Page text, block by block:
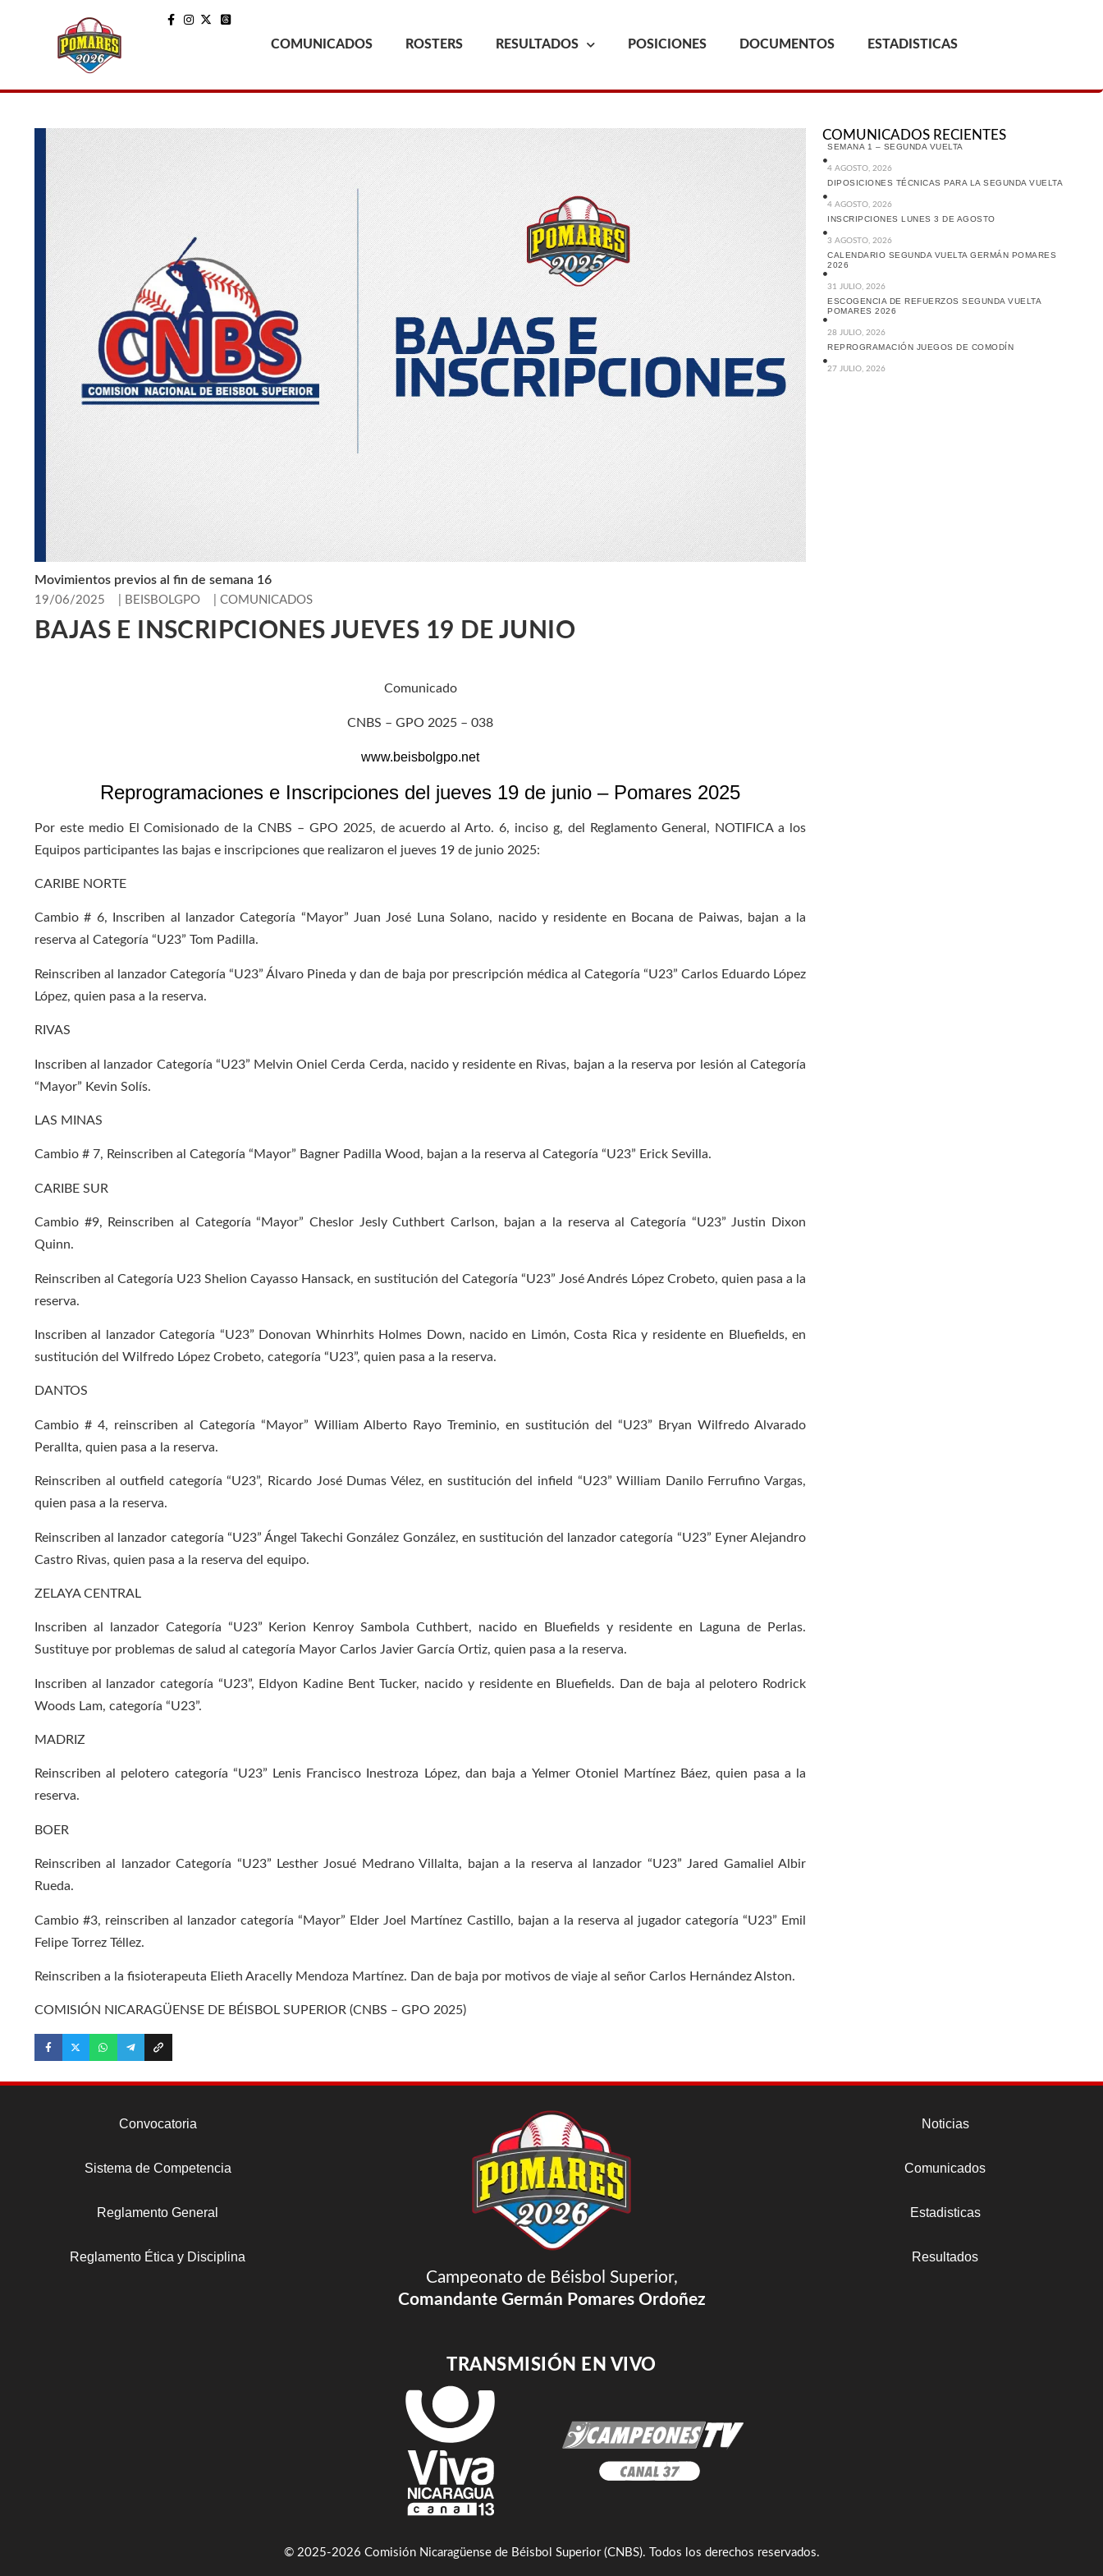
COMUNICADOS ROSTERS RESULTADOS POSICIONES DOCUMENTOS ESTADISTICAS
Movimientos previos al fin de semana 16
19/06/2025 BEISBOLGPO COMUNICADOS
BAJAS E INSCRIPCIONES JUEVES 19 DE JUNIO
Comunicado
CNBS – GPO 2025 – 038
www.beisbolgpo.net
Reprogramaciones e Inscripciones del jueves 19 de junio – Pomares 2025
Por este medio El Comisionado de la CNBS – GPO 2025, de acuerdo al Arto. 6, inciso g, del Reglamento General, NOTIFICA a los
Equipos participantes las bajas e inscripciones que realizaron el jueves 19 de junio 2025:
CARIBE NORTE
Cambio # 6, Inscriben al lanzador Categoría “Mayor” Juan José Luna Solano, nacido y residente en Bocana de Paiwas, bajan a la
reserva al Categoría “U23” Tom Padilla.
Reinscriben al lanzador Categoría “U23” Álvaro Pineda y dan de baja por prescripción médica al Categoría “U23” Carlos Eduardo López
López, quien pasa a la reserva.
RIVAS
Inscriben al lanzador Categoría “U23” Melvin Oniel Cerda Cerda, nacido y residente en Rivas, bajan a la reserva por lesión al Categoría
“Mayor” Kevin Solís.
LAS MINAS
Cambio # 7, Reinscriben al Categoría “Mayor” Bagner Padilla Wood, bajan a la reserva al Categoría “U23” Erick Sevilla.
CARIBE SUR
Cambio #9, Reinscriben al Categoría “Mayor” Cheslor Jesly Cuthbert Carlson, bajan a la reserva al Categoría “U23” Justin Dixon
Quinn.
Reinscriben al Categoría U23 Shelion Cayasso Hansack, en sustitución del Categoría “U23” José Andrés López Crobeto, quien pasa a la
reserva.
Inscriben al lanzador Categoría “U23” Donovan Whinrhits Holmes Down, nacido en Limón, Costa Rica y residente en Bluefields, en
sustitución del Wilfredo López Crobeto, categoría “U23”, quien pasa a la reserva.
DANTOS
Cambio # 4, reinscriben al Categoría “Mayor” William Alberto Rayo Treminio, en sustitución del “U23” Bryan Wilfredo Alvarado
Perallta, quien pasa a la reserva.
Reinscriben al outfield categoría “U23”, Ricardo José Dumas Vélez, en sustitución del infield “U23” William Danilo Ferrufino Vargas,
quien pasa a la reserva.
Reinscriben al lanzador categoría “U23” Ángel Takechi González González, en sustitución del lanzador categoría “U23” Eyner Alejandro
Castro Rivas, quien pasa a la reserva del equipo.
ZELAYA CENTRAL
Inscriben al lanzador Categoría “U23” Kerion Kenroy Sambola Cuthbert, nacido en Bluefields y residente en Laguna de Perlas.
Sustituye por problemas de salud al categoría Mayor Carlos Javier García Ortiz, quien pasa a la reserva.
Inscriben al lanzador categoría “U23”, Eldyon Kadine Bent Tucker, nacido y residente en Bluefields. Dan de baja al pelotero Rodrick
Woods Lam, categoría “U23”.
MADRIZ
Reinscriben al pelotero categoría “U23” Lenis Francisco Inestroza López, dan baja a Yelmer Otoniel Martínez Báez, quien pasa a la
reserva.
BOER
Reinscriben al lanzador Categoría “U23” Lesther Josué Medrano Villalta, bajan a la reserva al lanzador “U23” Jared Gamaliel Albir
Rueda.
Cambio #3, reinscriben al lanzador categoría “Mayor” Elder Joel Martínez Castillo, bajan a la reserva al jugador categoría “U23” Emil
Felipe Torrez Téllez.
Reinscriben a la fisioterapeuta Elieth Aracelly Mendoza Martínez. Dan de baja por motivos de viaje al señor Carlos Hernández Alston.
COMISIÓN NICARAGÜENSE DE BÉISBOL SUPERIOR (CNBS – GPO 2025)
COMUNICADOS RECIENTES
SEMANA 1 – SEGUNDA VUELTA
4 AGOSTO, 2026
DIPOSICIONES TÉCNICAS PARA LA SEGUNDA VUELTA
4 AGOSTO, 2026
INSCRIPCIONES LUNES 3 DE AGOSTO
3 AGOSTO, 2026
CALENDARIO SEGUNDA VUELTA GERMÁN POMARES
2026
31 JULIO, 2026
ESCOGENCIA DE REFUERZOS SEGUNDA VUELTA
POMARES 2026
28 JULIO, 2026
REPROGRAMACIÓN JUEGOS DE COMODÍN
27 JULIO, 2026
Convocatoria
Sistema de Competencia
Reglamento General
Reglamento Ética y Disciplina
Campeonato de Béisbol Superior,
Comandante Germán Pomares Ordoñez
Noticias
Comunicados
Estadisticas
Resultados
TRANSMISIÓN EN VIVO
© 2025-2026 Comisión Nicaragüense de Béisbol Superior (CNBS). Todos los derechos reservados.